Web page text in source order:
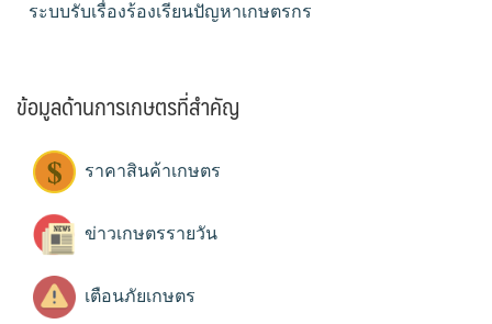
ระบบรับเรื่องร้องเรียนปัญหาเกษตรกร
ข้อมูลด้านการเกษตรที่สำคัญ
ราคาสินค้าเกษตร
ข่าวเกษตรรายวัน
เตือนภัยเกษตร